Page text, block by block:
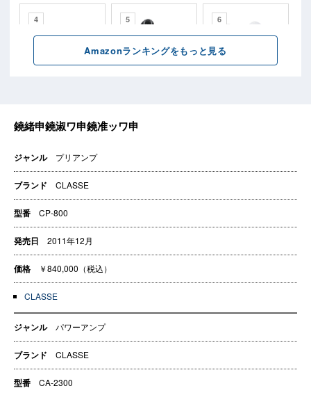
ジャンル プリアンプ
ブランド CLASSE
型番 CP-800
発売日 2011年12月
価格 ￥840,000（税込）
CLASSE
ジャンル パワーアンプ
ブランド CLASSE
型番 CA-2300